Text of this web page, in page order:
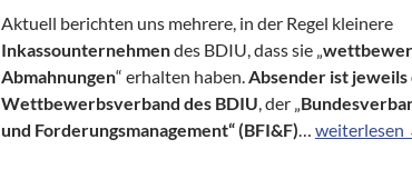
Aktuell berichten uns mehrere, in der Regel kleinere
Inkassounternehmendes BDIU, dass sie „
Abmahnungen“ erhalten haben.Absender ist jeweils
Wettbewerbsverband des BDIU, der „
und Forderungsmanagement“ (BFI&F)… Kleine
weiterlesen